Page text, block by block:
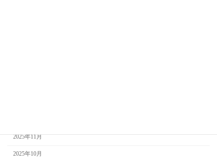
2025年11月
2025年10月